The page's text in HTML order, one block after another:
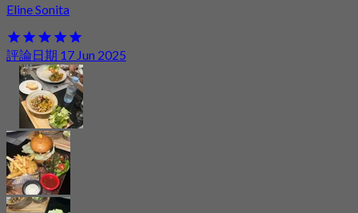
Eline Sonita
評論日期 17 Jun 2025